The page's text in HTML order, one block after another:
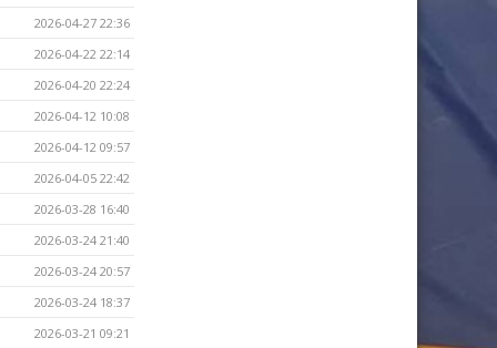
2026-04-27 22:36
2026-04-22 22:14
2026-04-20 22:24
2026-04-12 10:08
2026-04-12 09:57
2026-04-05 22:42
2026-03-28 16:40
2026-03-24 21:40
2026-03-24 20:57
2026-03-24 18:37
2026-03-21 09:21